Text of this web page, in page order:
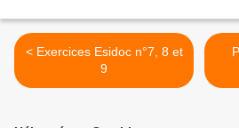
< Exercices Esidoc n°7, 8 et
9